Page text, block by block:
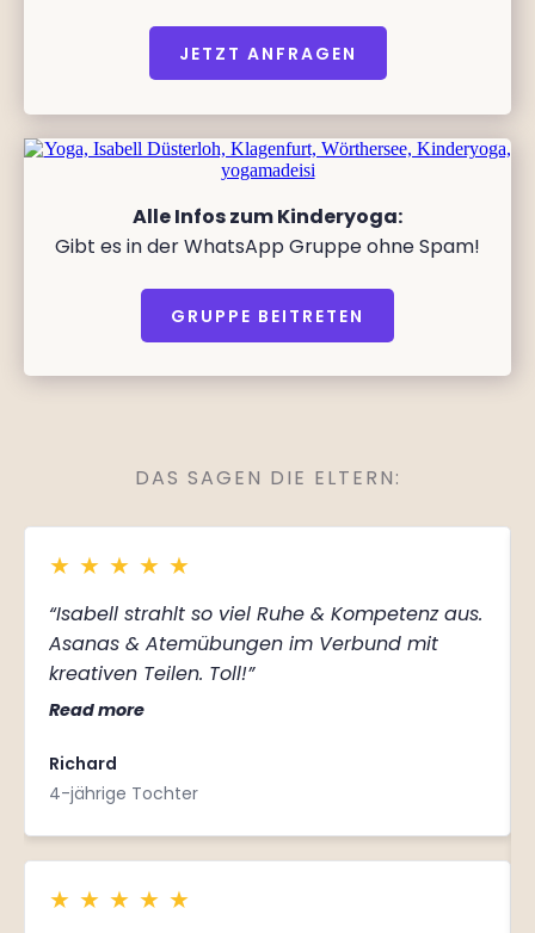
JETZT ANFRAGEN
Alle Infos zum Kinderyoga:
Gibt es in der WhatsApp Gruppe ohne Spam!
GRUPPE BEITRETEN
DAS SAGEN DIE ELTERN:
★ ★ ★ ★ ★
“Isabell strahlt so viel Ruhe & Kompetenz aus.
Asanas & Atemübungen im Verbund mit
kreativen Teilen. Toll!”
Read more
Richard
4-jährige Tochter
★ ★ ★ ★ ★